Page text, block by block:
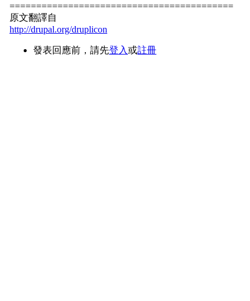
==========================================
原文翻譯自
http://drupal.org/druplicon
發表回應前，請先登入或註冊